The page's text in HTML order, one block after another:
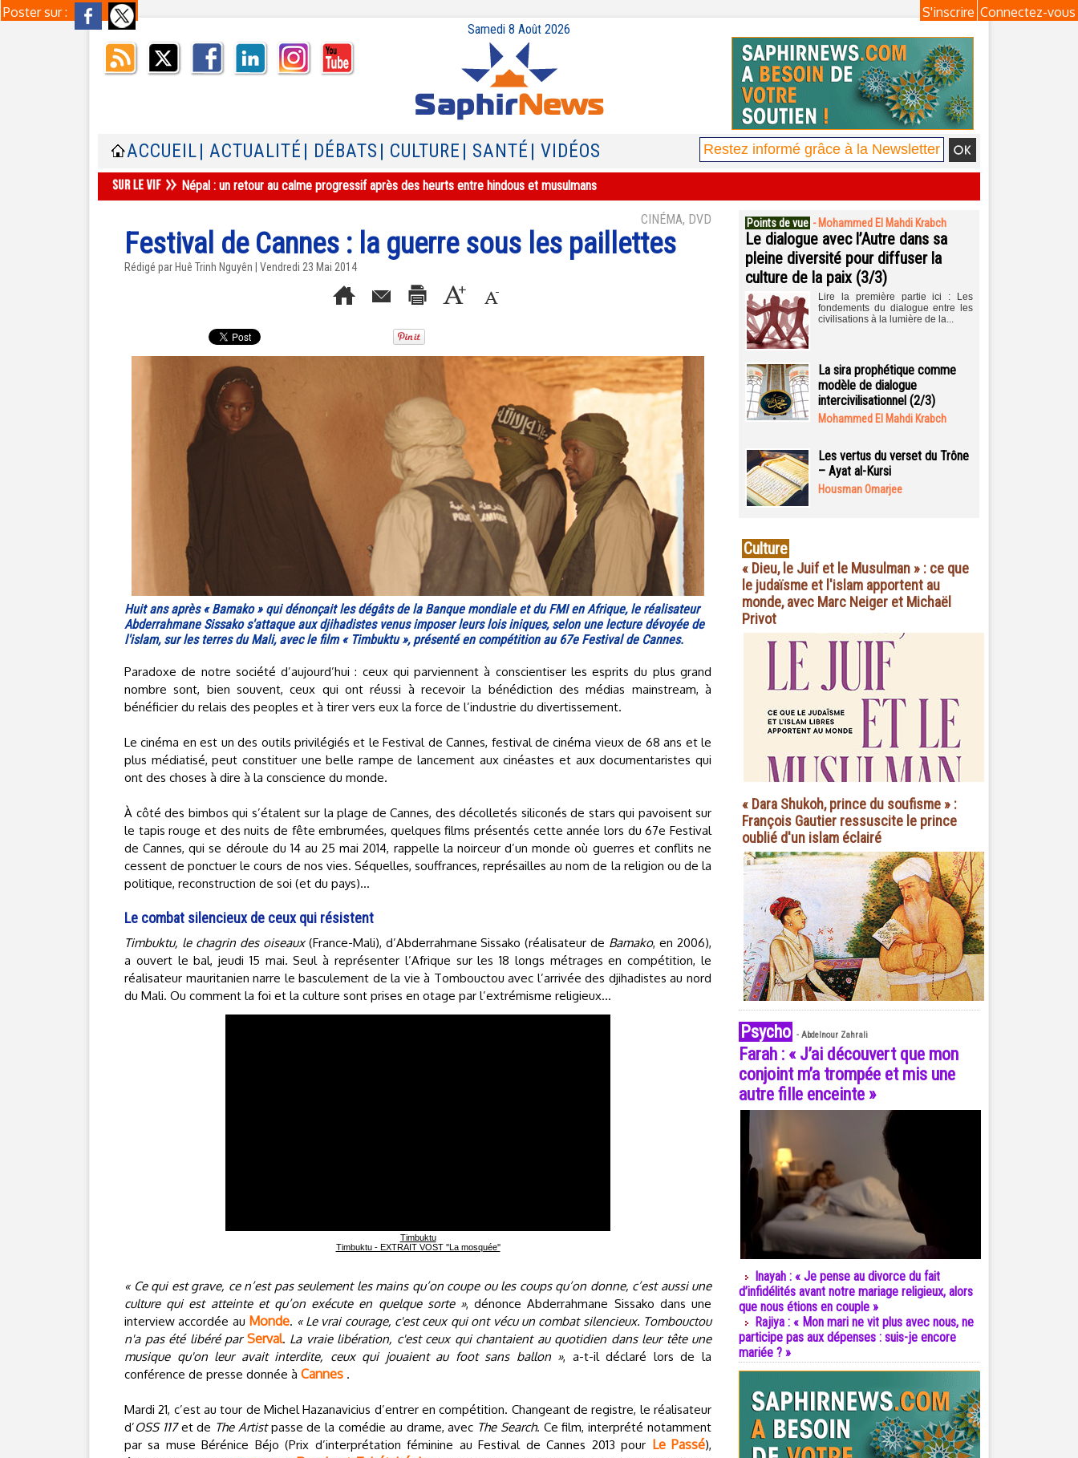
Poster sur : Connectez-vous
S'inscrire
Samedi 8 Août 2026
ACCUEIL | ACTUALITÉ | DÉBATS | CULTURE | SANTÉ | VIDÉOS
Aulnay-sous-Bois : une mosquée fermée six mois par la préfecture, la justice saisie
CINÉMA, DVD
Festival de Cannes : la guerre sous les paillettes
Rédigé par Huê Trinh Nguyên | Vendredi 23 Mai 2014
Huit ans après « Bamako » qui dénonçait les dégâts de la Banque mondiale et du FMI en Afrique, le réalisateur
Abderrahmane Sissako s'attaque aux djihadistes venus imposer leurs lois iniques, selon une lecture dévoyée de
l'islam, sur les terres du Mali, avec le film « Timbuktu », présenté en compétition au 67e Festival de Cannes.
Paradoxe de notre société d’aujourd’hui : ceux qui parviennent à conscientiser les esprits du plus grand
nombre sont, bien souvent, ceux qui ont réussi à recevoir la bénédiction des médias mainstream, à
bénéficier du relais des peoples et à tirer vers eux la force de l’industrie du divertissement.
Le cinéma en est un des outils privilégiés et le Festival de Cannes, festival de cinéma vieux de 68 ans et le
plus médiatisé, peut constituer une belle rampe de lancement aux cinéastes et aux documentaristes qui
ont des choses à dire à la conscience du monde.
À côté des bimbos qui s’étalent sur la plage de Cannes, des décolletés siliconés de stars qui pavoisent sur
le tapis rouge et des nuits de fête embrumées, quelques films présentés cette année lors du 67e Festival
de Cannes, qui se déroule du 14 au 25 mai 2014, rappelle la noirceur d’un monde où guerres et conflits ne
cessent de ponctuer le cours de nos vies. Séquelles, souffrances, représailles au nom de la religion ou de la
politique, reconstruction de soi (et du pays)…
Le combat silencieux de ceux qui résistent
Timbuktu, le chagrin des oiseaux(France-Mali), d’Abderrahmane Sissako (réalisateur de Bamako, en 2006),
a ouvert le bal, jeudi 15 mai. Seul à représenter l’Afrique sur les 18 longs métrages en compétition, le
réalisateur mauritanien narre le basculement de la vie à Tombouctou avec l’arrivée des djihadistes au nord
du Mali. Ou comment la foi et la culture sont prises en otage par l’extrémisme religieux…
Timbuktu
Timbuktu - EXTRAIT VOST ''La mosquée''
« Ce qui est grave, ce n’est pas seulement les mains qu’on coupe ou les coups qu’on donne, c’est aussi une
culture qui est atteinte et qu’on exécute en quelque sorte », dénonce Abderrahmane Sissako dans une
interview accordée au Monde. « Le vrai courage, c'est ceux qui ont vécu un combat silencieux. Tombouctou
n'a pas été libéré par Serval. La vraie libération, c'est ceux qui chantaient au quotidien dans leur tête une
musique qu'on leur avait interdite, ceux qui jouaient au foot sans ballon », a-t-il déclaré lors de la
conférence de presse donnée à Cannes .
Mardi 21, c’est au tour de Michel Hazanavicius d’entrer en compétition. Changeant de registre, le réalisateur
d’OSS 117et de The Artistpasse de la comédie au drame, avec The Search. Ce film, interprété notamment
par sa muse Bérénice Béjo (Prix d’interprétation féminine au Festival de Cannes 2013 pour Le Passé),
Points de vue - Mohammed El Mahdi Krabch
Le dialogue avec l’Autre dans sa
pleine diversité pour diffuser la
culture de la paix (3/3)
Lire la première partie ici : Les
fondements du dialogue entre les
civilisations à la lumière de la...
La sira prophétique comme
modèle de dialogue
intercivilisationnel (2/3)
Mohammed El Mahdi Krabch
Les vertus du verset du Trône
– Ayat al-Kursi
Housman Omarjee
Culture
« Dieu, le Juif et le Musulman » : ce que
le judaïsme et l'islam apportent au
monde, avec Marc Neiger et Michaël
Privot
« Dara Shukoh, prince du soufisme » :
François Gautier ressuscite le prince
oublié d'un islam éclairé
Psycho - Abdelnour Zahrali
Farah : « J’ai découvert que mon
conjoint m’a trompée et mis une
autre fille enceinte »
Inayah : « Je pense au divorce du fait
d’infidélités avant notre mariage religieux, alors
que nous étions en couple »
Rajiya : « Mon mari ne vit plus avec nous, ne
participe pas aux dépenses : suis-je encore
mariée ? »